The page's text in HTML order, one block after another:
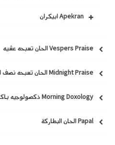
Apekran ابيكران
Vespers Praise الحان تسبحه عشيه
Midnight Praise الحان تسبحه نصف الليل
Morning Doxology ذكصولوجيه باكر
Papal الحان البطاركة